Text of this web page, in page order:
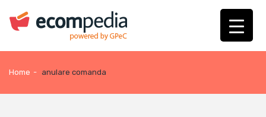
Home - anulare comanda